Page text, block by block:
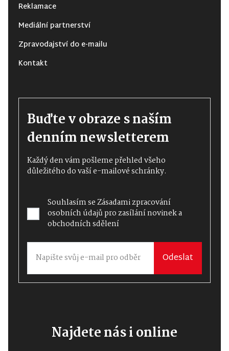
Reklamace
Mediální partnerství
Zpravodajství do e-mailu
Kontakt
Buďte v obraze s naším
denním newsletterem
Každý den vám pošleme přehled všeho
důležitého do vaší e-mailové schránky.
Souhlasím seZásadami zpracování
osobních údajůpro zasílání novinek a
obchodních sdělení
Odeslat
Najdete nás i online